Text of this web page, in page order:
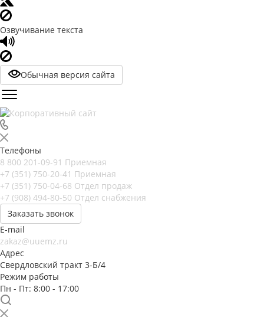
Озвучивание текста
Обычная версия сайта
Телефоны
8 800 201-09-91 Приемная
+7 (351) 750-20-41 Приемная
+7 (351) 750-04-68 Отдел продаж
+7 (908) 494-80-50 Отдел снабжения
Заказать звонок
E-mail
zakaz@uuemz.ru
Адрес
Свердловский тракт 3-Б/4
Режим работы
Пн - Пт: 8:00 - 17:00